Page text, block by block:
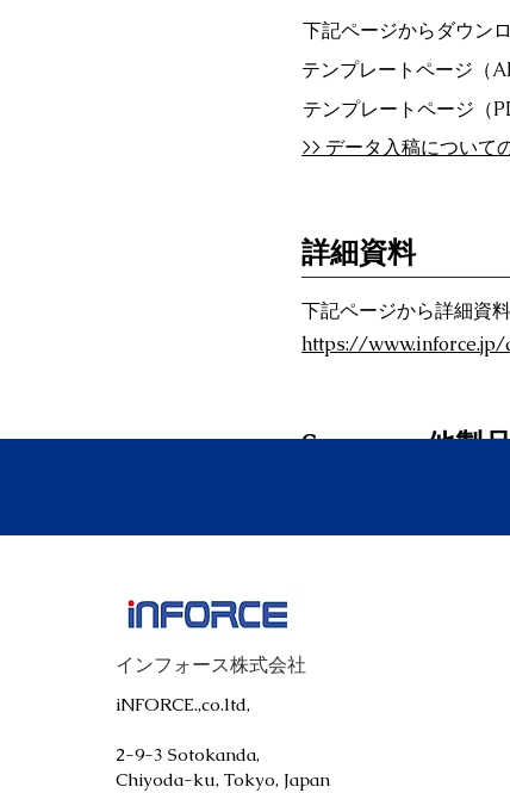
下記ページからダウン
テンプレートページ（AI
テンプレートページ（
>> データ入稿について
詳細資料
下記ページから詳細資
https://
Spennare他製
インフォース株式会社
iNFORCE.,co.ltd,
2-9-3 Sotokanda,
Chiyoda-ku, Tokyo, Japan